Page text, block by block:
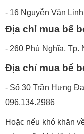
- 16 Nguyễn Văn
Địa chỉ mua bể
- 260 Phù Nghĩa, Tp.
Địa chỉ mua bể
- Số 30 Trần Hưng
096.134.2986
Hoặc nếu khó khăn